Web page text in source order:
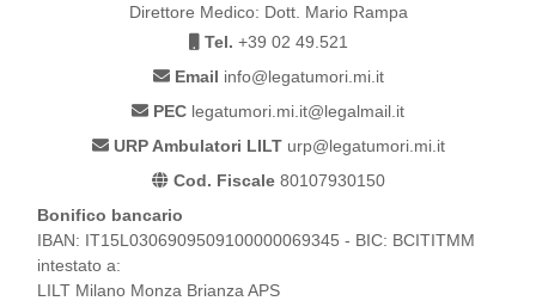
Direttore Medico: Dott. Mario Rampa
Tel. +39 02 49.521
Email info@legatumori.mi.it
PEC legatumori.mi.it@legalmail.it
URP Ambulatori LILTurp@legatumori.mi.it
Cod. Fiscale80107930150
Bonifico bancario
IBAN: IT15L0306909509100000069345 - BIC: BCITITMM
intestato a:
LILT Milano Monza Brianza APS